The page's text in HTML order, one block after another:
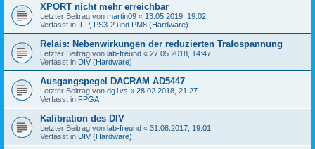
XPORT nicht mehr erreichbar
Letzter Beitrag von martin09 « 13.05.2019, 19:02
Verfasst in IFP, PS3-2 und PM8 (Hardware)
Relais: Nebenwirkungen der reduzierten Trafospannung
Letzter Beitrag von lab-freund « 27.05.2018, 14:47
Verfasst in DIV (Hardware)
Ausgangspegel DACRAM AD5447
Letzter Beitrag von dg1vs « 28.02.2018, 21:27
Verfasst in FPGA
Kalibration des DIV
Letzter Beitrag von lab-freund « 31.08.2017, 19:01
Verfasst in DIV (Hardware)